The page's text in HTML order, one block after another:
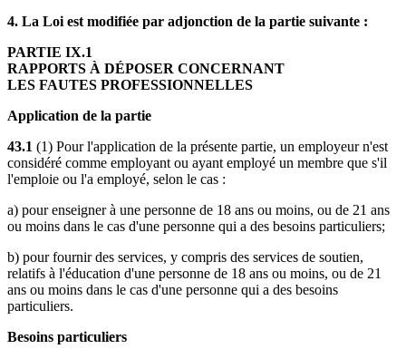
4. La Loi est modifiée par adjonction de la partie suivante :
PARTIE IX.1
RAPPORTS À DÉPOSER CONCERNANT
LES FAUTES PROFESSIONNELLES
Application de la partie
43.1 (1) Pour l'application de la présente partie, un employeur n'est
considéré comme employant ou ayant employé un membre que s'il
l'emploie ou l'a employé, selon le cas :
a) pour enseigner à une personne de 18 ans ou moins, ou de 21 ans
ou moins dans le cas d'une personne qui a des besoins particuliers;
b) pour fournir des services, y compris des services de soutien,
relatifs à l'éducation d'une personne de 18 ans ou moins, ou de 21
ans ou moins dans le cas d'une personne qui a des besoins
particuliers.
Besoins particuliers